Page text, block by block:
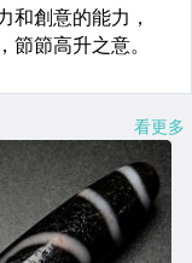
看更多